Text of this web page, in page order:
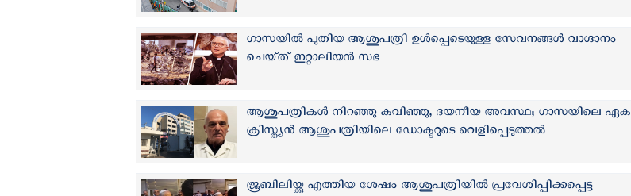
ഗാസയിൽ പുതിയ ആശുപത്രി ഉൾപ്പെടെയുള്ള സേവനങ്ങൾ വാഗ്ദാനം
ചെയ്‌ത്‌ ഇറ്റാലിയന്‍ സഭ
ആശുപത്രികള്‍ നിറഞ്ഞു കവിഞ്ഞു, ദയനീയ അവസ്ഥ; ഗാസയിലെ ഏക
ക്രിസ്ത്യൻ ആശുപത്രിയിലെ ഡോക്ടറുടെ വെളിപ്പെടുത്തല്‍
ജൂബിലിയ്ക്കു എത്തിയ ശേഷം ആശുപത്രിയിൽ പ്രവേശിപ്പിക്കപ്പെട്ട